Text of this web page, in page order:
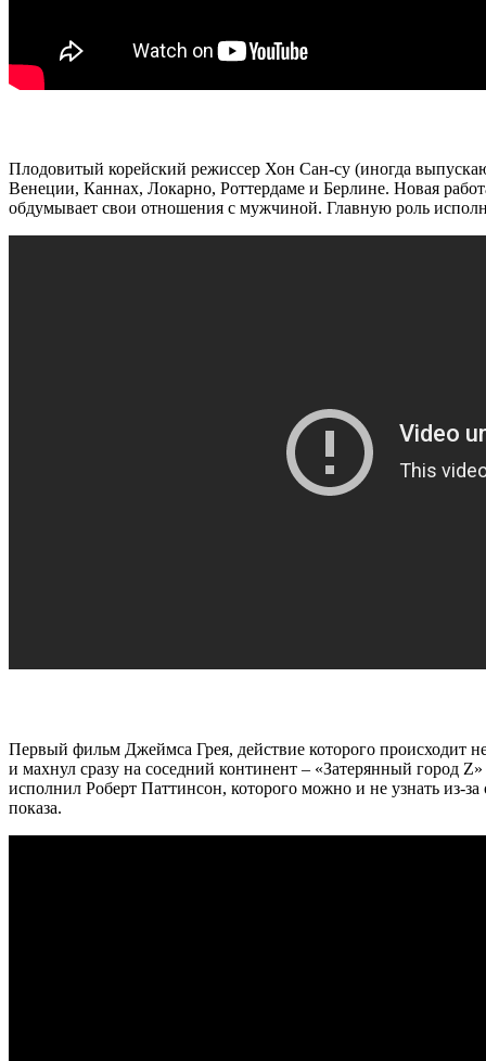
Плодовитый корейский режиссер Хон Сан-су (иногда
Венеции, Каннах, Локарно, Роттердаме и Берлине. Новая
обдумывает свои отношения с мужчиной. Главную роль
Первый фильм Джеймса Грея, действие которого происходит
и махнул сразу на соседний континент – «Затерянный город
исполнил Роберт Паттинсон, которого можно и не узнать из-
показа.